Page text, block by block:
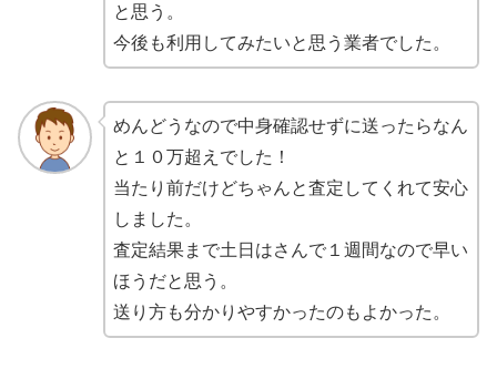
と思う。
今後も利用してみたいと思う業者でした。
めんどうなので中身確認せずに送ったらなん
と１０万超えでした！
当たり前だけどちゃんと査定してくれて安心
しました。
査定結果まで土日はさんで１週間なので早い
ほうだと思う。
送り方も分かりやすかったのもよかった。